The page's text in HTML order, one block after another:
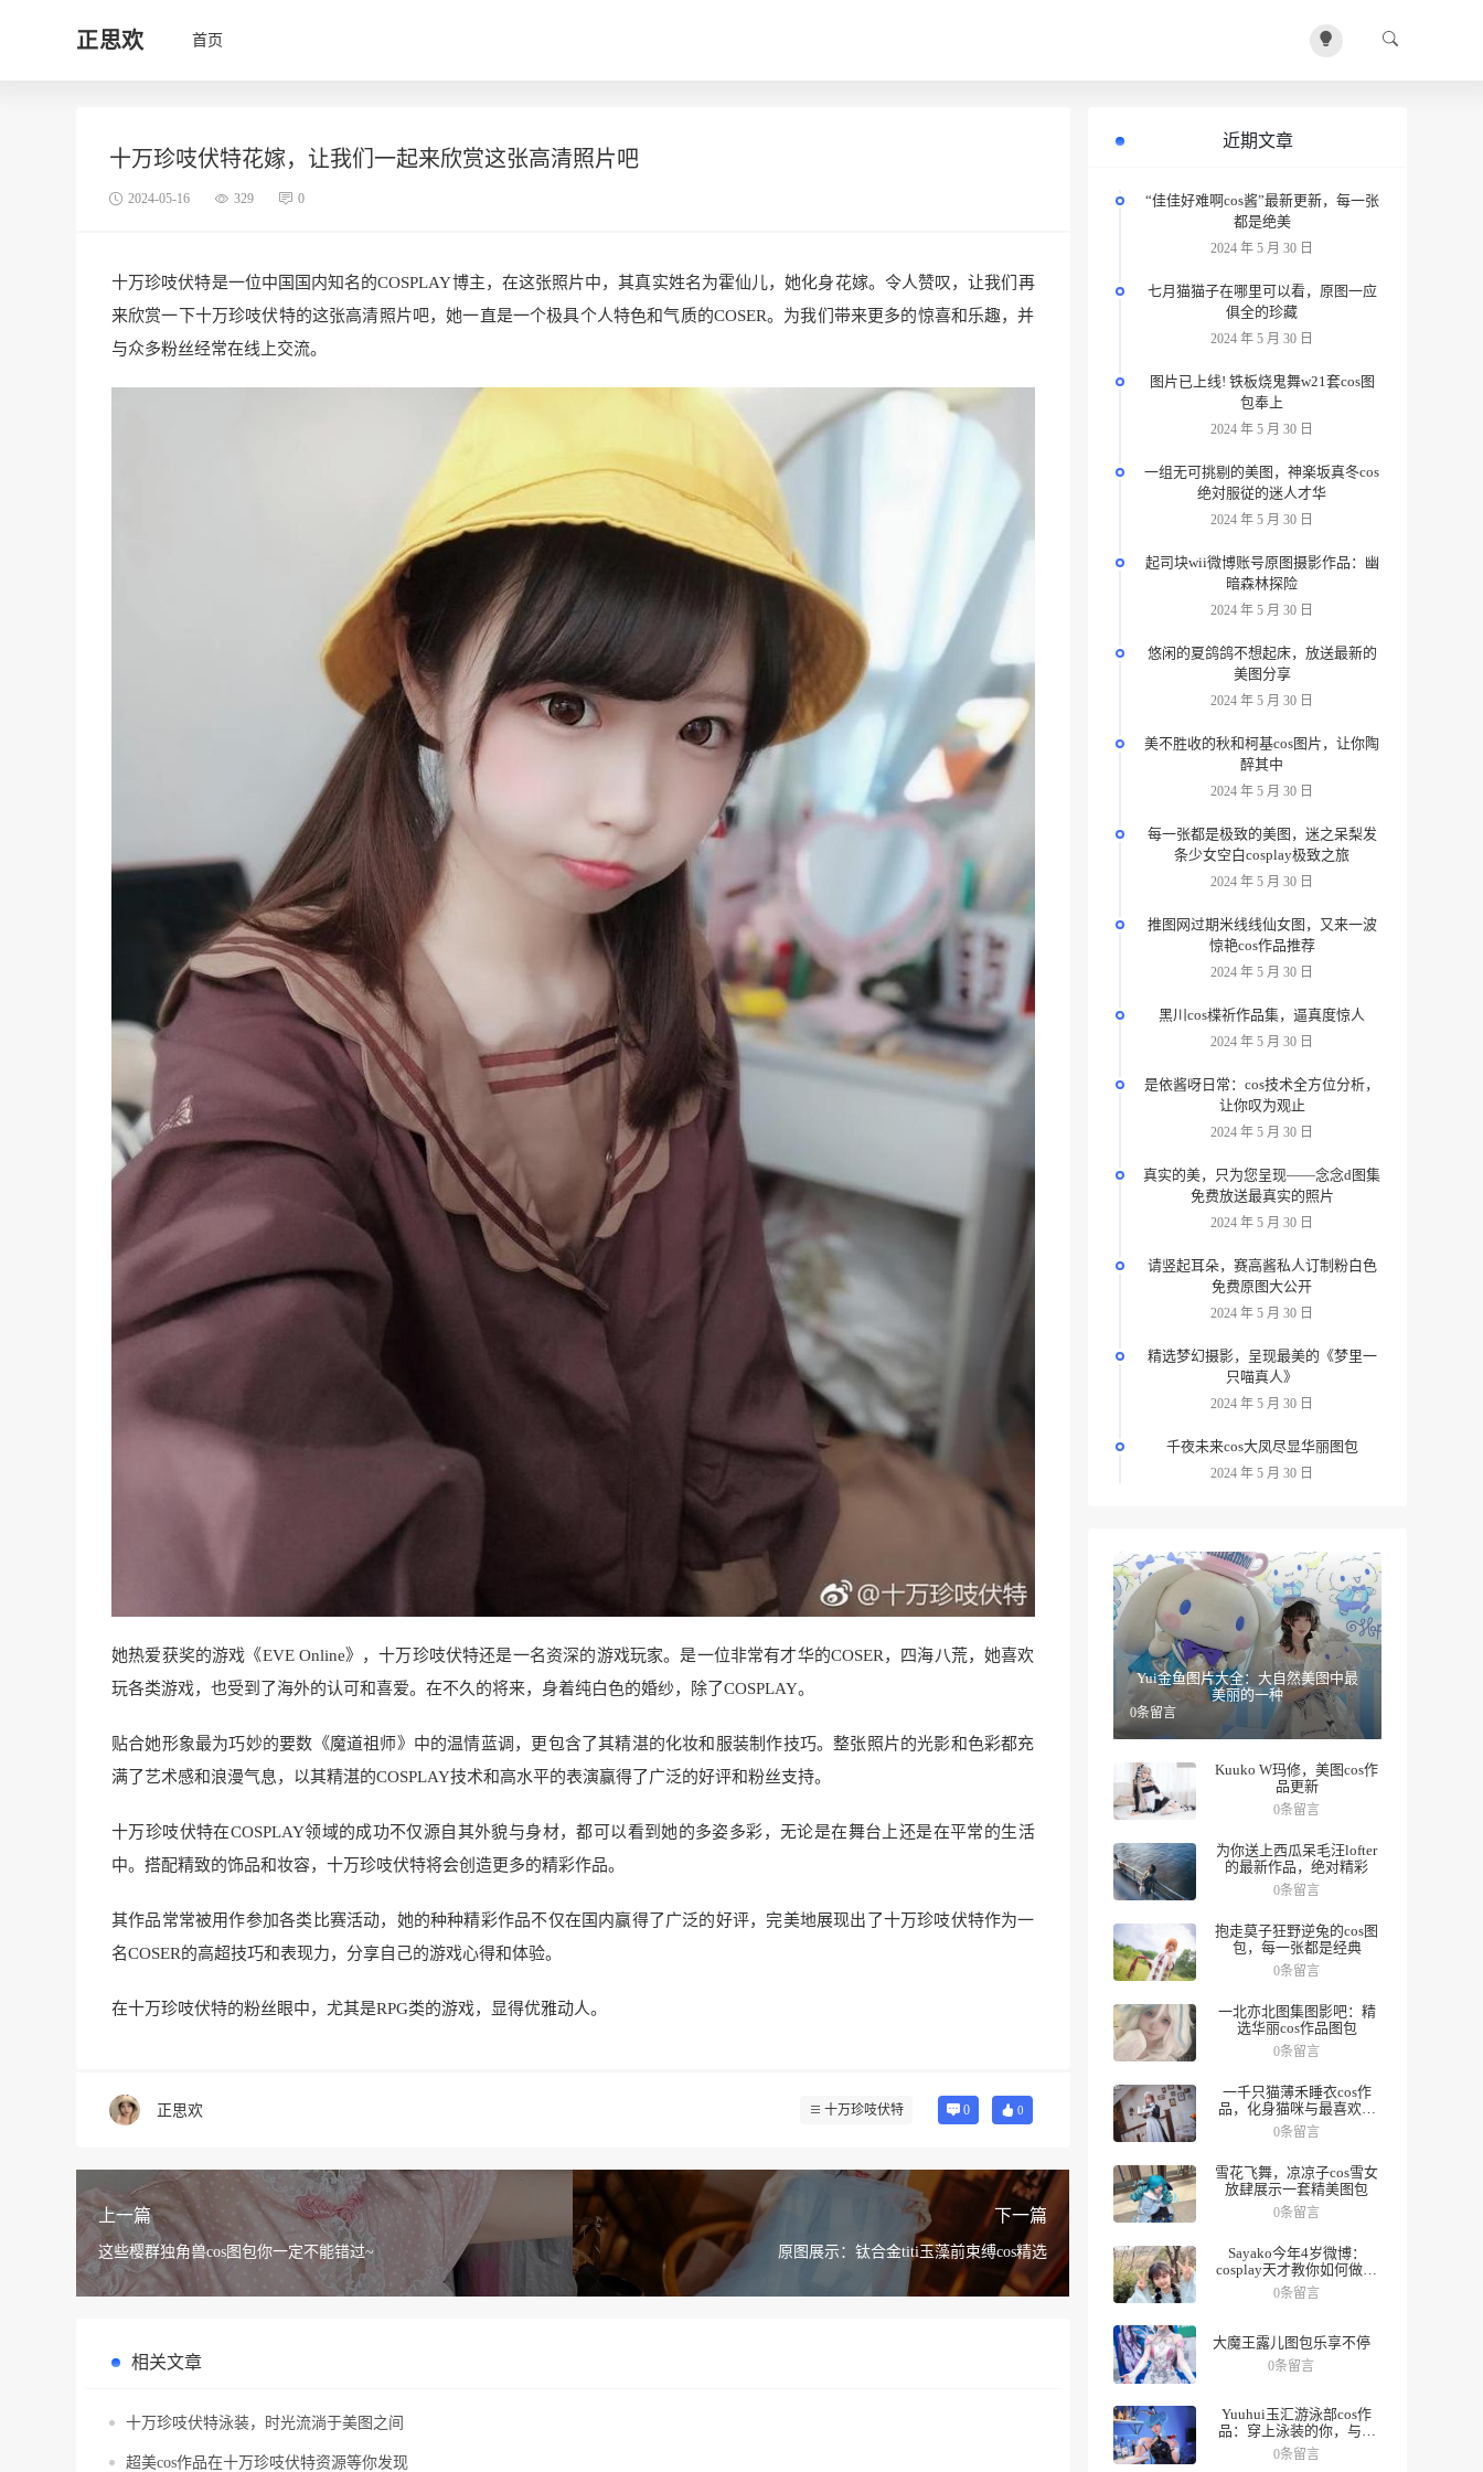
正思欢 首页
十万珍吱伏特花嫁，让我们一起来欣赏这张高清照片吧
2024-05-16 329 0
十万珍吱伏特是一位中国国内知名的COSPLAY博主，在这张照片中，其真实姓名为霍仙儿，她化身花嫁。令人赞叹，让我们再
来欣赏一下十万珍吱伏特的这张高清照片吧，她一直是一个极具个人特色和气质的COSER。为我们带来更多的惊喜和乐趣，并
与众多粉丝经常在线上交流。
她热爱获奖的游戏《EVE Online》，十万珍吱伏特还是一名资深的游戏玩家。是一位非常有才华的COSER，四海八荒，她喜欢
玩各类游戏，也受到了海外的认可和喜爱。在不久的将来，身着纯白色的婚纱，除了COSPLAY。
贴合她形象最为巧妙的要数《魔道祖师》中的温情蓝调，更包含了其精湛的化妆和服装制作技巧。整张照片的光影和色彩都充
满了艺术感和浪漫气息，以其精湛的COSPLAY技术和高水平的表演赢得了广泛的好评和粉丝支持。
十万珍吱伏特在COSPLAY领域的成功不仅源自其外貌与身材，都可以看到她的多姿多彩，无论是在舞台上还是在平常的生活
中。搭配精致的饰品和妆容，十万珍吱伏特将会创造更多的精彩作品。
其作品常常被用作参加各类比赛活动，她的种种精彩作品不仅在国内赢得了广泛的好评，完美地展现出了十万珍吱伏特作为一
名COSER的高超技巧和表现力，分享自己的游戏心得和体验。
在十万珍吱伏特的粉丝眼中，尤其是RPG类的游戏，显得优雅动人。
正思欢 十万珍吱伏特 0 0
上一篇
这些樱群独角兽cos图包你一定不能错过~
下一篇
原图展示：钛合金titi玉藻前束缚cos精选
相关文章
十万珍吱伏特泳装，时光流淌于美图之间
超美cos作品在十万珍吱伏特资源等你发现
近期文章
“佳佳好难啊cos酱”最新更新，每一张
都是绝美
2024 年 5 月 30 日
七月猫猫子在哪里可以看，原图一应
俱全的珍藏
2024 年 5 月 30 日
图片已上线! 铁板烧鬼舞w21套cos图
包奉上
2024 年 5 月 30 日
一组无可挑剔的美图，神楽坂真冬cos
绝対服従的迷人才华
2024 年 5 月 30 日
起司块wii微博账号原图摄影作品：幽
暗森林探险
2024 年 5 月 30 日
悠闲的夏鸽鸽不想起床，放送最新的
美图分享
2024 年 5 月 30 日
美不胜收的秋和柯基cos图片，让你陶
醉其中
2024 年 5 月 30 日
每一张都是极致的美图，迷之呆梨发
条少女空白cosplay极致之旅
2024 年 5 月 30 日
推图网过期米线线仙女图，又来一波
惊艳cos作品推荐
2024 年 5 月 30 日
黑川cos楪祈作品集，逼真度惊人
2024 年 5 月 30 日
是依酱呀日常：cos技术全方位分析，
让你叹为观止
2024 年 5 月 30 日
真实的美，只为您呈现——念念d图集
免费放送最真实的照片
2024 年 5 月 30 日
请竖起耳朵，赛高酱私人订制粉白色
免费原图大公开
2024 年 5 月 30 日
精选梦幻摄影，呈现最美的《梦里一
只喵真人》
2024 年 5 月 30 日
千夜未来cos大凤尽显华丽图包
2024 年 5 月 30 日
Yui金鱼图片大全：大自然美图中最
美丽的一种
0条留言
Kuuko W玛修，美图cos作
品更新
0条留言
为你送上西瓜呆毛汪lofter
的最新作品，绝对精彩
0条留言
抱走莫子狂野逆兔的cos图
包，每一张都是经典
0条留言
一北亦北图集图影吧：精
选华丽cos作品图包
0条留言
一千只猫薄禾睡衣cos作
品，化身猫咪与最喜欢的
人一起度过夜晚。
0条留言
雪花飞舞，凉凉子cos雪女
放肆展示一套精美图包
0条留言
Sayako今年4岁微博：
cosplay天才教你如何做好
角色，数十组美图带你领
略精彩人生。
0条留言
大魔王露儿图包乐享不停
0条留言
Yuuhui玉汇游泳部cos作
品：穿上泳装的你，与众
不同
0条留言